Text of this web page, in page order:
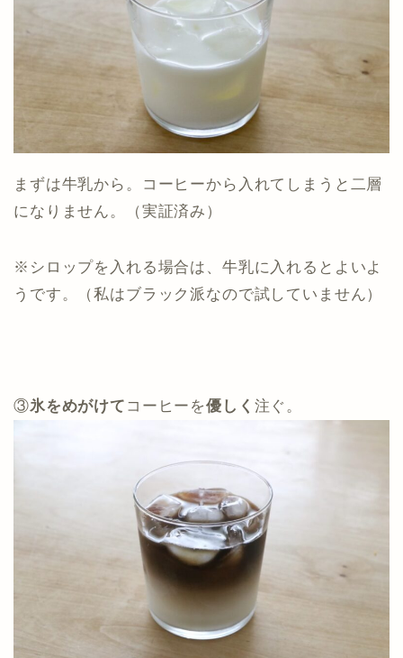
まずは牛乳から。コーヒーから入れてしまうと二層
になりません。（実証済み）
※シロップを入れる場合は、牛乳に入れるとよいよ
うです。（私はブラック派なので試していません）
③氷をめがけて コーヒーを優しく 注ぐ。